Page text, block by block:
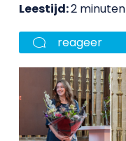
Leestijd:2 minuten
reageer